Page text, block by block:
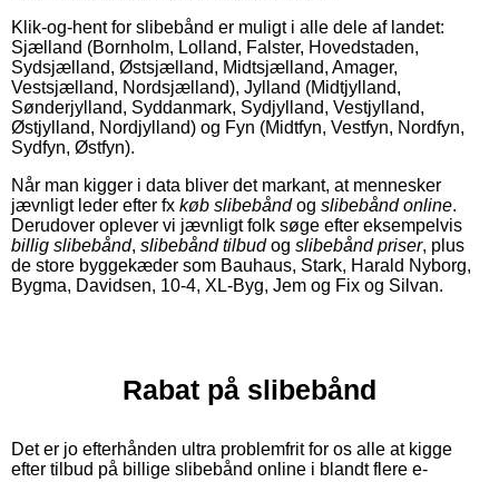
Klik-og-hent for slibebånd er muligt i alle dele af landet:
Sjælland (Bornholm, Lolland, Falster, Hovedstaden,
Sydsjælland, Østsjælland, Midtsjælland, Amager,
Vestsjælland, Nordsjælland), Jylland (Midtjylland,
Sønderjylland, Syddanmark, Sydjylland, Vestjylland,
Østjylland, Nordjylland) og Fyn (Midtfyn, Vestfyn, Nordfyn,
Sydfyn, Østfyn).
Når man kigger i data bliver det markant, at mennesker
jævnligt leder efter fx køb slibebåndog slibebånd online.
Derudover oplever vi jævnligt folk søge efter eksempelvis
billig slibebånd, slibebånd tilbudog slibebånd priser, plus
de store byggekæder som Bauhaus, Stark, Harald Nyborg,
Bygma, Davidsen, 10-4, XL-Byg, Jem og Fix og Silvan.
Rabat på slibebånd
Det er jo efterhånden ultra problemfrit for os alle at kigge
efter tilbud på billige slibebånd online i blandt flere e-